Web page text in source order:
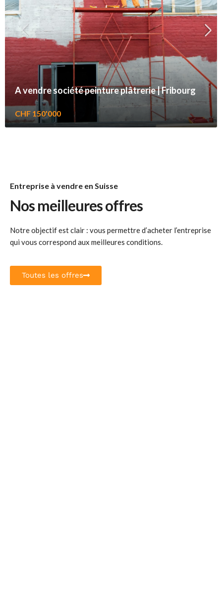
A vendre société peinture plâtrerie | Fribourg
CHF 150'000
Entreprise à vendre en Suisse
Nos meilleures offres
Notre objectif est clair : vous permettre d’acheter l’entreprise
qui vous correspond aux meilleures conditions.
Toutes les offres